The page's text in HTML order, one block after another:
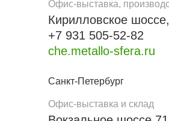
Офис-выставка,
Кирилловское
+7 931 505-52-82
che.metallo-sfera.ru
Санкт-Петербург
Офис-выставка и склад